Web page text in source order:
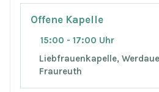
Offene Kapelle
15:00 - 17:00 Uhr
Liebfrauenkapelle,
Fraureuth